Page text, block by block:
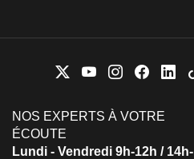
NOS EXPERTS À VOTRE
ÉCOUTE
Lundi - Vendredi 9h-12h / 14h-